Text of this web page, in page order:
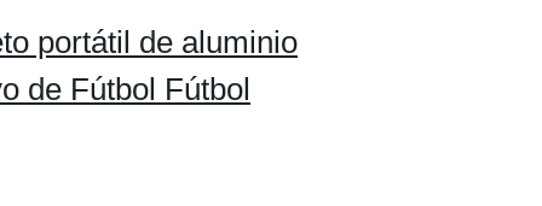
portátil de aluminio
de Fútbol Fútbol